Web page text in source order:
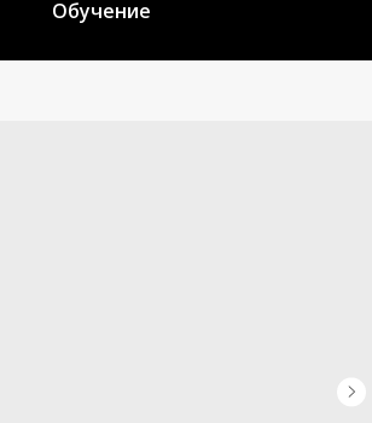
Обучение